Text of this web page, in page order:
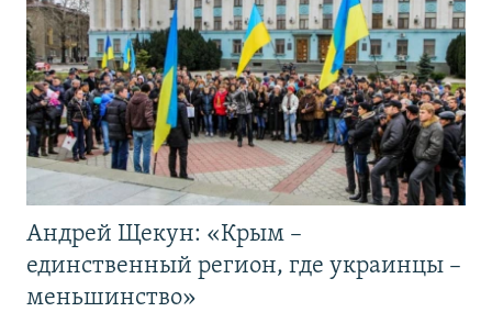
Андрей Щекун: «Крым –
единственный регион, где украинцы –
меньшинство»